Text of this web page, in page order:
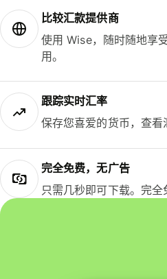
比较汇款提供商
使用 Wise，随时随地享
用。
跟踪实时汇率
保存您喜爱的货币，查看
完全免费，无广告
只需几秒即可下载。完全